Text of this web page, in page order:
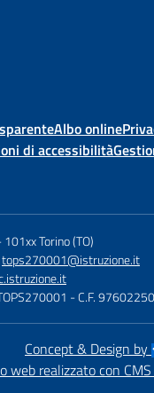
Albo online
di accessibilità
101xx Torino (TO)
tops270001@istruzione.it
- C.F.
Concept & Design by
web realizzato con CMS